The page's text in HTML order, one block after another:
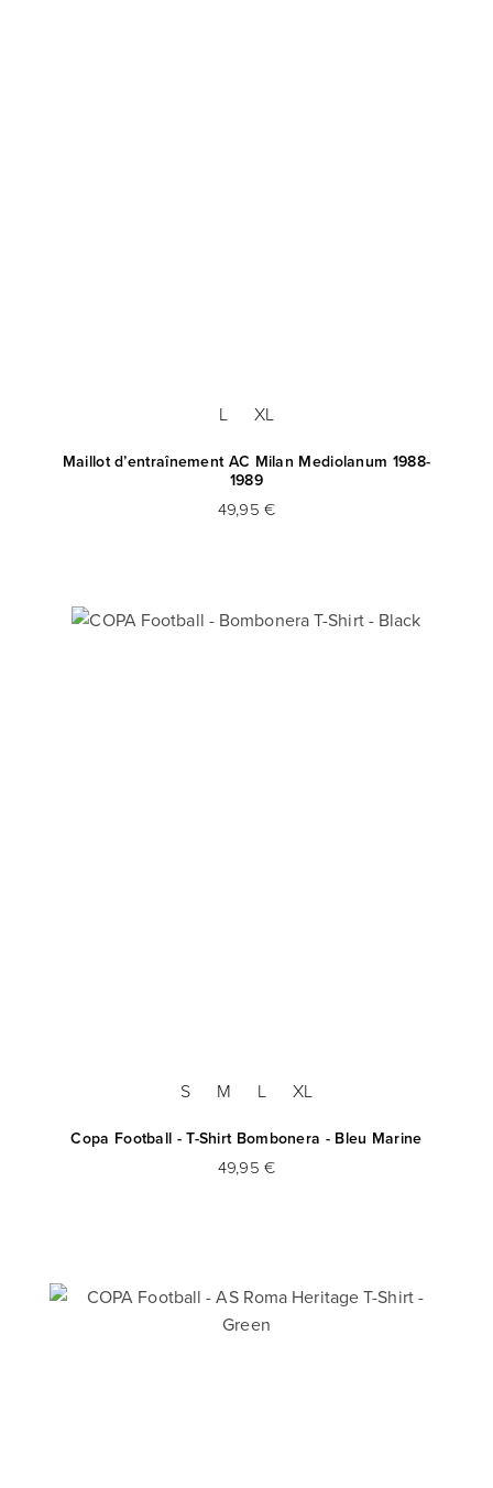
L XL
Maillot d’entraînement AC Milan Mediolanum 1988-
1989
49,95 €
S M L XL
Copa Football - T-Shirt Bombonera - Bleu Marine
49,95 €